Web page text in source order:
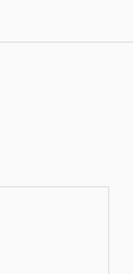
Tivoli, 3
Tivoli, 3